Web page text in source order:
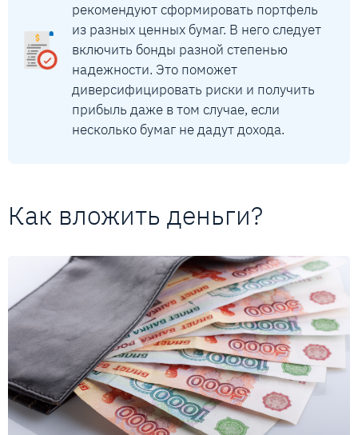
рекомендуют сформировать портфель
из разных ценных бумаг. В него следует
включить бонды разной степенью
надежности. Это поможет
диверсифицировать риски и получить
прибыль даже в том случае, если
несколько бумаг не дадут дохода.
Как вложить деньги?